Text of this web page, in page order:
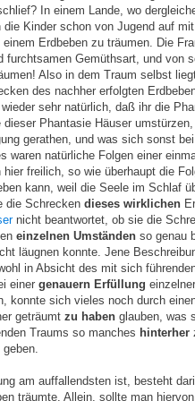
In einem Lande, wo
Kinder schon von Jugend auf
Erdbeben zu träumen. Die
furchtsamen Gemüthsart, und von
Also in dem Traum selbst
des nachher erfolgten
sehr natürlich, daß ihr die
Phantasie Häuser
gerathen, und was sich sonst
waren natürliche Folgen einer
freilich, so wie überhaupt die
kann, weil die Seele im Schlaf
die Schrecken dieses wirklichen
nicht beantwortet, ob sie die
einzelnen Umständen so genau
läugnen konnte. Jene
in Absicht des mit sich
einer genauern Erfüllung
konnte sich vieles noch durch
geträumt zu haben glauben, was
Traums so manches hinterher
am auffallendsten ist, besteht
träumte. Allein, sollte man